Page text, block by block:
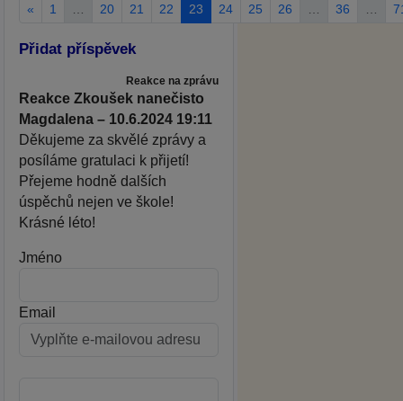
« 1 20 21 22 23 24 25 26 36
Přidat příspěvek
Reakce na zprávu
Reakce Zkoušek nanečisto
Magdalena – 10.6.2024 19:11
Děkujeme za skvělé zprávy a
posíláme gratulaci k přijetí!
Přejeme hodně dalších
úspěchů nejen ve škole!
Krásné léto!
Jméno
Email